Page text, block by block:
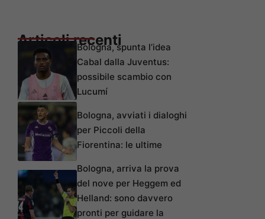
Articoli recentiBologna, spunta l’idea
Cabal dalla Juventus:
possibile scambio con
Lucumí
Bologna, avviati i dialoghi
per Piccoli della
Fiorentina: le ultime
Bologna, arriva la prova
del nove per Heggem ed
Helland: sono davvero
pronti per guidare la